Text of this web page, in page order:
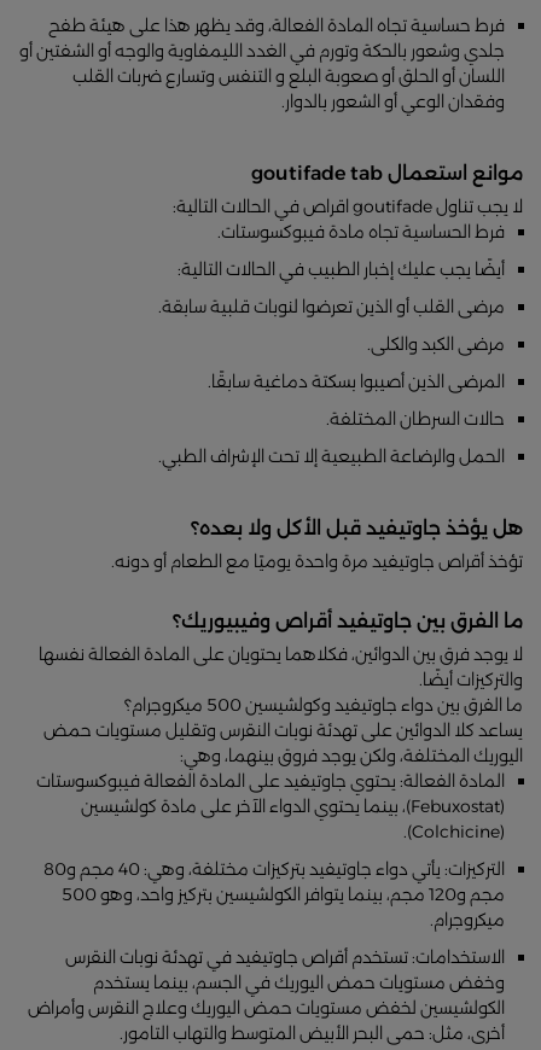
فرط حساسية تجاه المادة الفعالة، وقد يظهر هذا على هيئة طفح
جلدي وشعور بالحكة وتورم في الغدد الليمفاوية والوجه أو الشفتين أو
اللسان أو الحلق أو صعوبة البلع و التنفس وتسارع ضربات القلب
وفقدان الوعي أو الشعور بالدوار.
موانع استعمال goutifade tab
لا يجب تناول goutifade اقراص في الحالات التالية:
فرط الحساسية تجاه مادة فيبوكسوستات.
أيضًا يجب عليك إخبار الطبيب في الحالات التالية:
مرضى القلب أو الذين تعرضوا لنوبات قلبية سابقة.
مرضى الكبد والكلى.
المرضى الذين أصيبوا بسكتة دماغية سابقًا.
حالات السرطان المختلفة.
الحمل والرضاعة الطبيعية إلا تحت الإشراف الطبي.
هل يؤخذ جاوتيفيد قبل الأكل ولا بعده؟
تؤخذ أقراص جاوتيفيد مرة واحدة يوميًا مع الطعام أو دونه.
ما الفرق بين جاوتيفيد أقراص وفيبيوريك؟
لا يوجد فرق بين الدوائين، فكلاهما يحتويان على المادة الفعالة نفسها
والتركيزات أيضًا.
ما الفرق بين دواء جاوتيفيد وكولشيسين 500 ميكروجرام؟
يساعد كلا الدوائين على تهدئة نوبات النقرس وتقليل مستويات حمض
اليوريك المختلفة، ولكن يوجد فروق بينهما، وهي:
المادة الفعالة: يحتوي جاوتيفيد على المادة الفعالة فيبوكسوستات
(Febuxostat)، بينما يحتوي الدواء الآخر على مادة كولشيسين
(Colchicine).
التركيزات: يأتي دواء جاوتيفيد بتركيزات مختلفة، وهي: 40 مجم و80
مجم و120 مجم، بينما يتوافر الكولشيسين بتركيز واحد، وهو 500
ميكروجرام.
الاستخدامات: تستخدم أقراص جاوتيفيد في تهدئة نوبات النقرس
وخفض مستويات حمض اليوريك في الجسم، بينما يستخدم
الكولشيسين لخفض مستويات حمض اليوريك وعلاج النقرس وأمراض
أخرى، مثل: حمى البحر الأبيض المتوسط والتهاب التامور.